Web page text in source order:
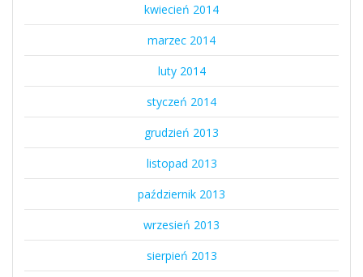
kwiecień 2014
marzec 2014
luty 2014
styczeń 2014
grudzień 2013
listopad 2013
październik 2013
wrzesień 2013
sierpień 2013